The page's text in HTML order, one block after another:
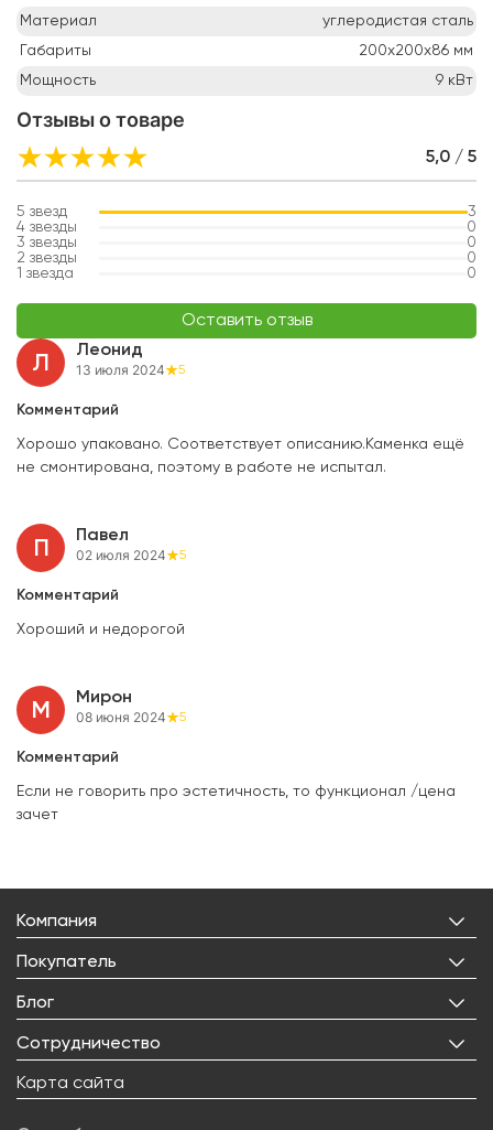
Материал
углеродистая сталь
Габариты
200х200х86 мм
Мощность
9 кВт
Отзывы о товаре
Л
Леонид
13 июля 2024 5
Комментарий
Хорошо упаковано. Соответствует описанию.Каменка ещё
не смонтирована, поэтому в работе не испытал.
П
Павел
02 июля 2024 5
Комментарий
Хороший и недорогой
М
Мирон
08 июня 2024 5
Комментарий
Если не говорить про эстетичность, то функционал /цена
зачет
5,0 / 5
5 звезд
3
4 звезды
0
3 звезды
0
2 звезды
0
1 звезда 0
Оставить отзыв
Компания
О нас
Реквизиты
Контакты
Покупатель
Личный кабинет
Избранное
Доставка
Блог
Все статьи
Новости
Сотрудничество
Оптовым покупателям
Карта сайта